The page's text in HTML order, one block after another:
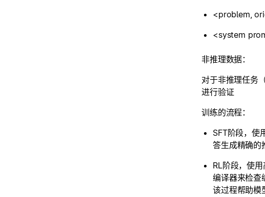
<problem,
<system
非推理数据：
对于非推理任务
进行验证
训练的流程：
SFT阶段，使
答生成精确的
RL阶段，使
编译器来检查
该过程帮助模